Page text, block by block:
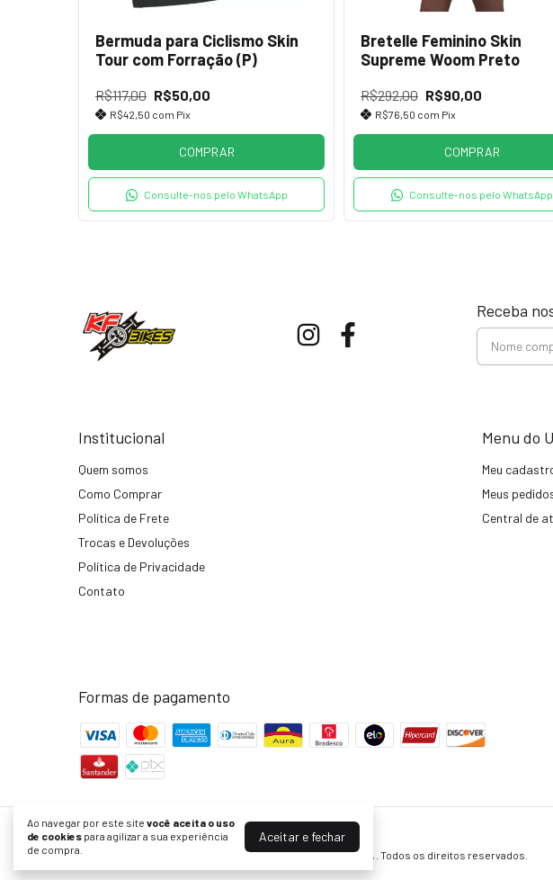
Ao navegar por este site você aceita o uso
de cookies para agilizar a sua experiência
de compra.
Aceitar e fechar
Bermuda para Ciclismo Skin
Tour com Forração (P)
R$117,00 R$50,00
R$42,50 com Pix
COMPRAR
Consulte-nos pelo WhatsApp
Bretelle Feminino Skin
Supreme Woom Preto
R$292,00 R$90,00
R$76,50 com Pix
COMPRAR
Consulte-nos pelo WhatsApp
Receba
Institucional
Quem somos
Como Comprar
Política de Frete
Trocas e Devoluções
Política de Privacidade
Contato
Menu do
Meu
Meus
Central de
Formas de pagamento
KF Bikes | Peças para Bike com Ofertas no Site Oficial
©2026. KF Comércio de Bicicletas Peças e Acessórios LTDA . Todos os direitos reservados.